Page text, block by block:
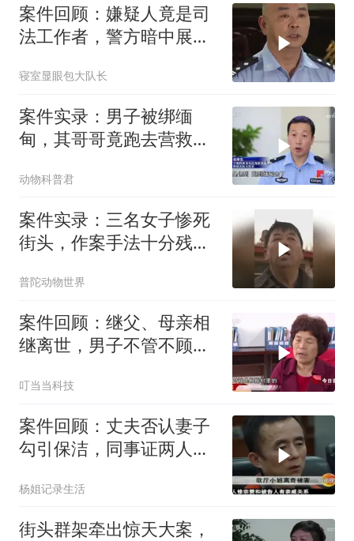
案件回顾：嫌疑人竟是司
法工作者，警方暗中展开
寝室显眼包大队长
案件实录：男子被绑缅
甸，其哥哥竟跑去营救，
动物科普君
案件实录：三名女子惨死
街头，作案手法十分残
行
普陀动物世界
案件回顾：继父、母亲相
继离世，男子不管不顾，
叮当当科技
案件回顾：丈夫否认妻子
勾引保洁，同事证两人关
杨姐记录生活
街头群架牵出惊天大案，